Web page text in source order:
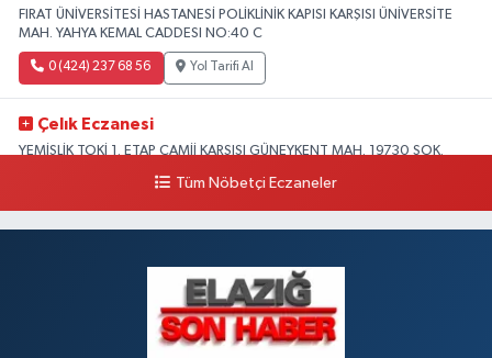
FIRAT ÜNİVERSİTESİ HASTANESİ POLİKLİNİK KAPISI KARŞISI ÜNİVERSİTE
MAH. YAHYA KEMAL CADDESI NO:40 C
0 (424) 237 68 56 Yol Tarifi Al
Çelık Eczanesi
YEMİŞLİK TOKİ 1. ETAP CAMİİ KARŞISI GÜNEYKENT MAH. 19730 SOK.
(HOZAT GARAJI OPET KARŞISI) 1. HARPUT CAD. SARISALTIK SOK NO:7 1
Yol Tarifi Al
Tüm Nöbetçi Eczaneler